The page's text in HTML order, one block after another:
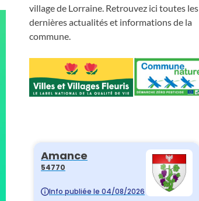
village de Lorraine. Retrouvez ici toutes les
dernières actualités et informations de la
commune.